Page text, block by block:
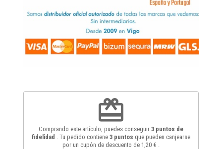
redeem
Comprando este artículo, puedes conseguir 3 puntos de
fidelidad
. Tu pedido contiene 3 puntos que pueden canjearse
por un cupón de descuento de 1,20 €